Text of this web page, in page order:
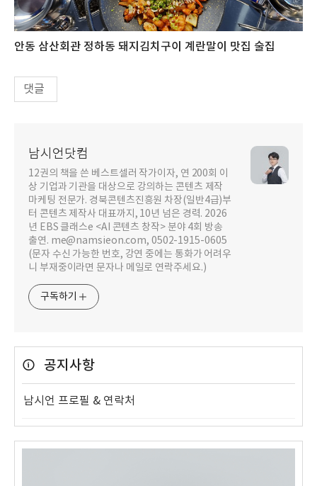
안동 삼산회관 정하동 돼지김치구이 계란말이 맛집 술집
댓글
남시언닷컴
12권의 책을 쓴 베스트셀러 작가이자, 연 200회 이
상 기업과 기관을 대상으로 강의하는 콘텐츠 제작
마케팅 전문가. 경북콘텐츠진흥원 차장(일반4급)부
터 콘텐츠 제작사 대표까지, 10년 넘은 경력. 2026
년 EBS 클래스e <AI 콘텐츠 창작> 분야 4회 방송
출연. me@namsieon.com, 0502-1915-0605
(문자 수신 가능한 번호, 강연 중에는 통화가 어려우
니 부재중이라면 문자나 메일로 연락주세요.)
구독하기
공지사항
남시언 프로필 & 연락처